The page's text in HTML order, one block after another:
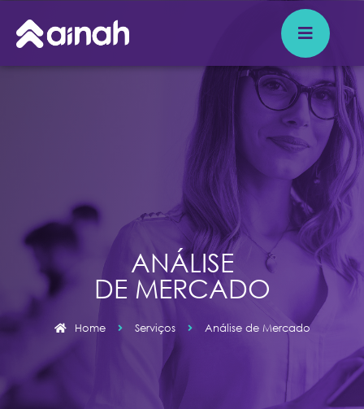
ANÁLISE
DE MERCADO
Home Serviços Análise de Mercado